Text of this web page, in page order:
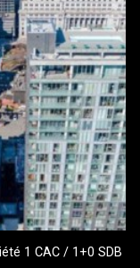
1 CAC / 1+0 SDB